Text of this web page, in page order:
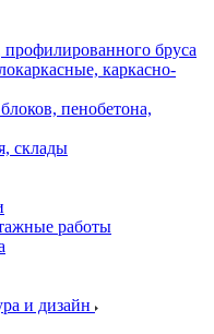
профилированного бруса
каркасно-
пенобетона,
склады
работы
и дизайн